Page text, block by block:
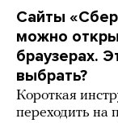
Сайты
можно
браузерах.
выбрать?
Короткая
переходить на